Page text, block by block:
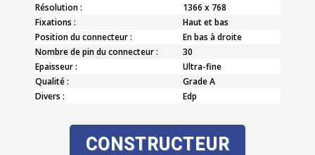
Résolution :
1366 x 768
Fixations :
Haut et bas
Position du connecteur :
En bas à droite
Nombre de pin du connecteur :
30
Epaisseur :
Ultra-fine
Qualité :
Grade A
Divers :
Edp
CONSTRUCTEUR